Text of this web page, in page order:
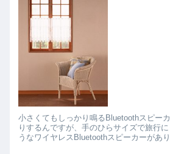
小さくてもしっかり鳴るBluetoothスピー
りするんですが、手のひらサイズで旅行
うなワイヤレスBluetoothスピーカーがあります。 「